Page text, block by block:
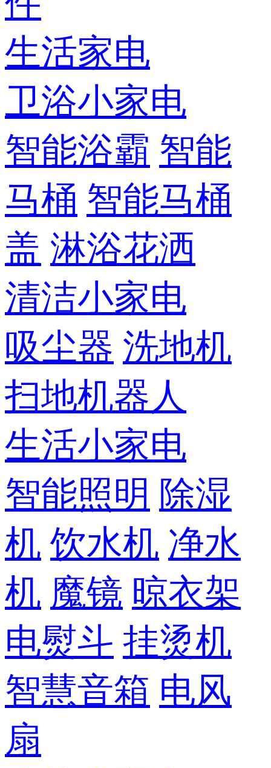
生活家电
卫浴小家电
智能浴霸 智能
马桶 智能马桶
盖 淋浴花洒
清洁小家电
吸尘器 洗地机
扫地机器人
生活小家电
智能照明 除湿
机 饮水机 净水
机 魔镜 晾衣架
电熨斗 挂烫机
智慧音箱 电风
扇